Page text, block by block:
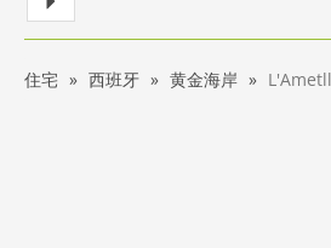
住宅 西班牙 黄金海岸